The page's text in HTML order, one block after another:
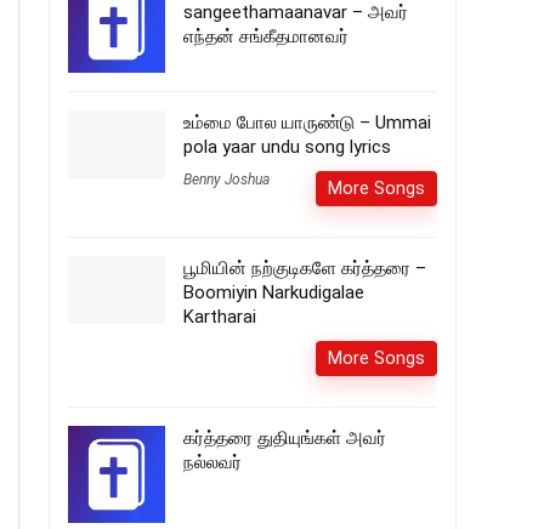
sangeethamaanavar – அவர்
எந்தன் சங்கீதமானவர்
உம்மை போல யாருண்டு – Ummai
pola yaar undu song lyrics
Benny Joshua More Songs
பூமியின் நற்குடிகளே கர்த்தரை –
Boomiyin Narkudigalae
Kartharai
More Songs
கர்த்தரை துதியுங்கள் அவர்
நல்லவர்